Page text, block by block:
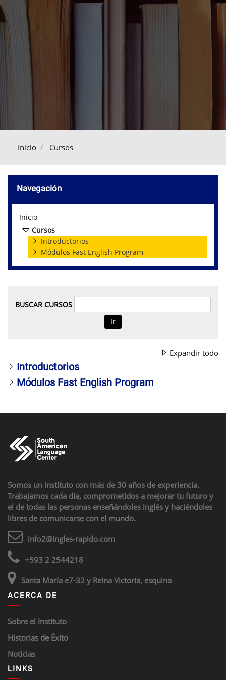
Inicio Cursos
Navegación
Inicio
Cursos
Introductorios
Módulos Fast English Program
BUSCAR CURSOS
Ir
Expandir todo
Introductorios
Módulos Fast English Program
Somos un instituto con más de 30 años de experiencia.
Trabajamos cada día, comprometidos a mejorar tu futuro y
el de todas las personas enseñándoles inglés y haciéndoles
libres de comunicarse con el mundo.
info2@ingles-rapido.com
+593 2 2544218
Santa María e7-32 y Reina Victoria, esquina
ACERCA DE
Sobre el Instituto
Historias de Éxito
Noticias
LINKS